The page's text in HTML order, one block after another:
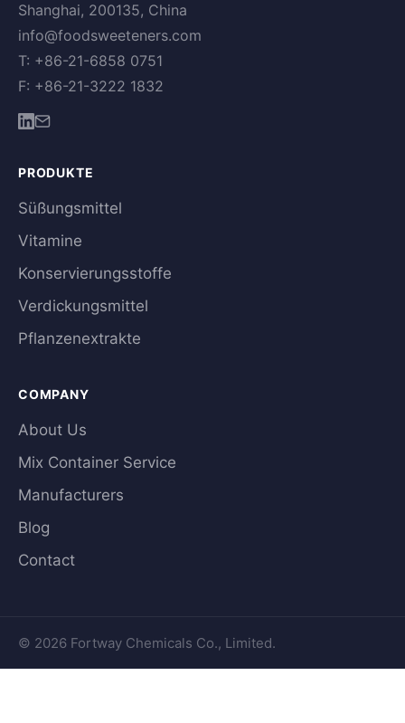
Shanghai, 200135, China
info@foodsweeteners.com
T: +86-21-6858 0751
F: +86-21-3222 1832
PRODUKTE
Süßungsmittel
Vitamine
Konservierungsstoffe
Verdickungsmittel
Pflanzenextrakte
COMPANY
About Us
Mix Container Service
Manufacturers
Blog
Contact
© 2026 Fortway Chemicals Co., Limited.